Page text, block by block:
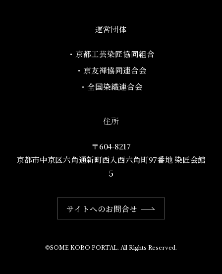
運営団体
・京都工芸染匠協同組合​
・京友禅協同連合会
・全国染織連合会
住所
〒604-8217
京都市中京区六角通新町西入西六角町97番地​ 染匠会館
５
サイトへのお問合せ
©SOME KOBO PORTAL. All Rights Reserved.